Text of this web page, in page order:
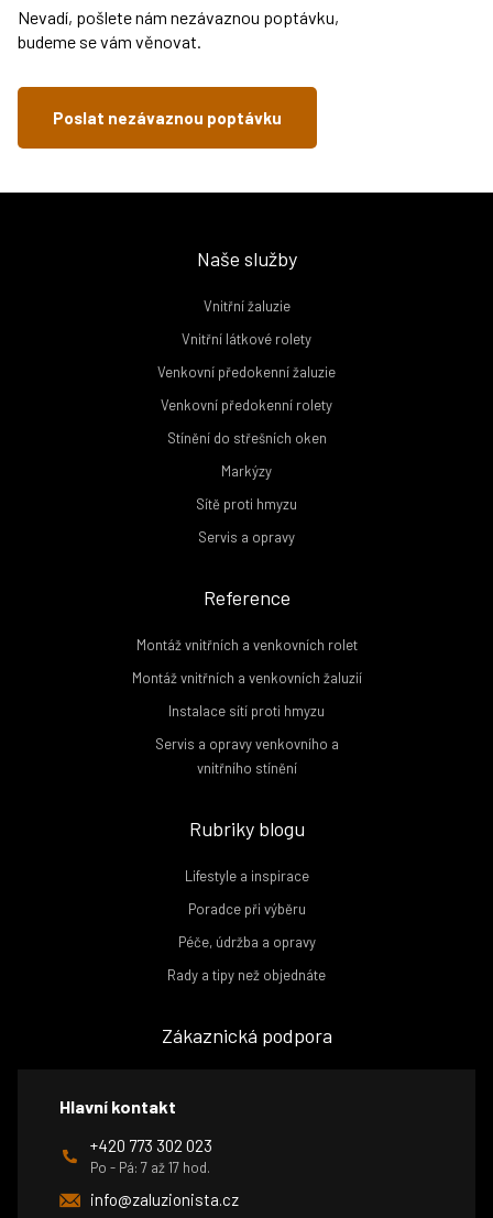
Nevadí, pošlete nám nezávaznou poptávku,
budeme se vám věnovat.
Poslat nezávaznou poptávku
Naše služby
Vnitřní žaluzie
Vnitřní látkové rolety
Venkovní předokenní žaluzie
Venkovní předokenní rolety
Stínění do střešních oken
Markýzy
Sítě proti hmyzu
Servis a opravy
Reference
Montáž vnitřních a venkovních rolet
Montáž vnitřních a venkovních žaluzií
Instalace sítí proti hmyzu
Servis a opravy venkovního a
vnitřního stínění
Rubriky blogu
Lifestyle a inspirace
Poradce při výběru
Péče, údržba a opravy
Rady a tipy než objednáte
Zákaznická podpora
Hlavní kontakt
+420 773 302 023
Po - Pá: 7 až 17 hod.
info@zaluzionista.cz